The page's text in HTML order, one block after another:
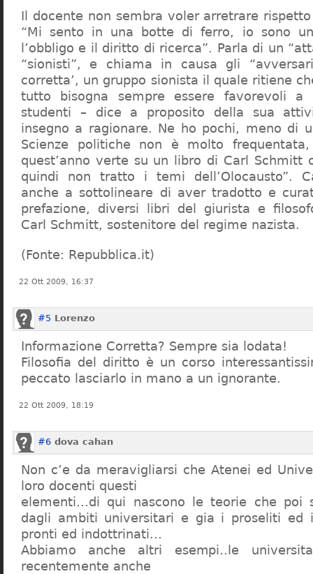
Il docente non sembra voler arretrare
“Mi sento in una botte di ferro, io sono
l’obbligo e il diritto di ricerca”. Parla di un
“sionisti”, e chiama in causa gli
corretta’, un gruppo sionista il quale ritiene
tutto bisogna sempre essere favorevoli a
studenti – dice a proposito della sua
insegno a ragionare. Ne ho pochi, meno di
Scienze politiche non è molto
quest’anno verte su un libro di Carl Schmitt
quindi non tratto i temi dell’Olocausto”.
anche a sottolineare di aver tradotto e
prefazione, diversi libri del giurista e
Carl Schmitt, sostenitore del regime nazista.
(Fonte: Repubblica.it)
22 Ott 2009, 16:37
#5 Lorenzo
Informazione Corretta? Sempre sia lodata!
Filosofia del diritto è un corso
peccato lasciarlo in mano a un ignorante.
22 Ott 2009, 18:19
#6 dova cahan
Non c’e da meravigliarsi che Atenei ed
loro docenti questi
elementi…di qui nascono le teorie che poi
dagli ambiti universitari e gia i proseliti ed
pronti ed indottrinati…
Abbiamo anche altri esempi..le
recentemente anche